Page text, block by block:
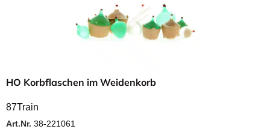
HO Korbflaschen im Weidenkorb
87Train
Art.Nr. 38-221061